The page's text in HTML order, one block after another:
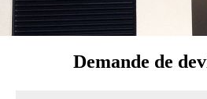
Demande de